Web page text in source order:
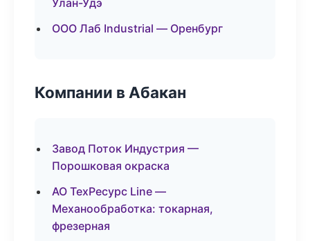
Улан-Удэ
ООО Лаб Industrial — Оренбург
Компании в Абакан
Завод Поток Индустрия —
Порошковая окраска
АО ТехРесурс Line —
Механообработка: токарная,
фрезерная